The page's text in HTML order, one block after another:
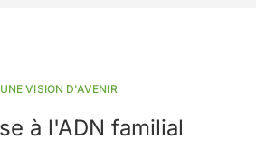
VISION D'AVENIR
à l'ADN familial